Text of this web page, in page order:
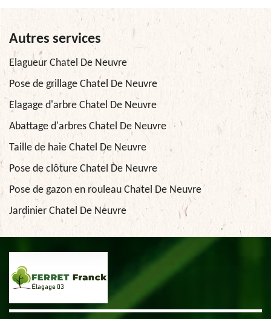
Autres services
Elagueur Chatel De Neuvre
Pose de grillage Chatel De Neuvre
Elagage d'arbre Chatel De Neuvre
Abattage d'arbres Chatel De Neuvre
Taille de haie Chatel De Neuvre
Pose de clôture Chatel De Neuvre
Pose de gazon en rouleau Chatel De Neuvre
Jardinier Chatel De Neuvre